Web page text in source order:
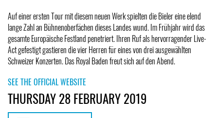
Auf einer ersten Tour mit diesem neuen Werk spielten die Bieler eine elend
lange Zahl an Bühnenoberfächen dieses Landes wund. Im Frühjahr wird das
gesamte Europäische Festland penetriert. Ihren Ruf als hervorragender Live-
Act gefestigt gastieren die vier Herren für eines von drei ausgewählten
Schweizer Konzerten. Das Royal Baden freut sich auf den Abend.
SEE THE OFFICIAL WEBSITE
THURSDAY 28 FEBRUARY 2019